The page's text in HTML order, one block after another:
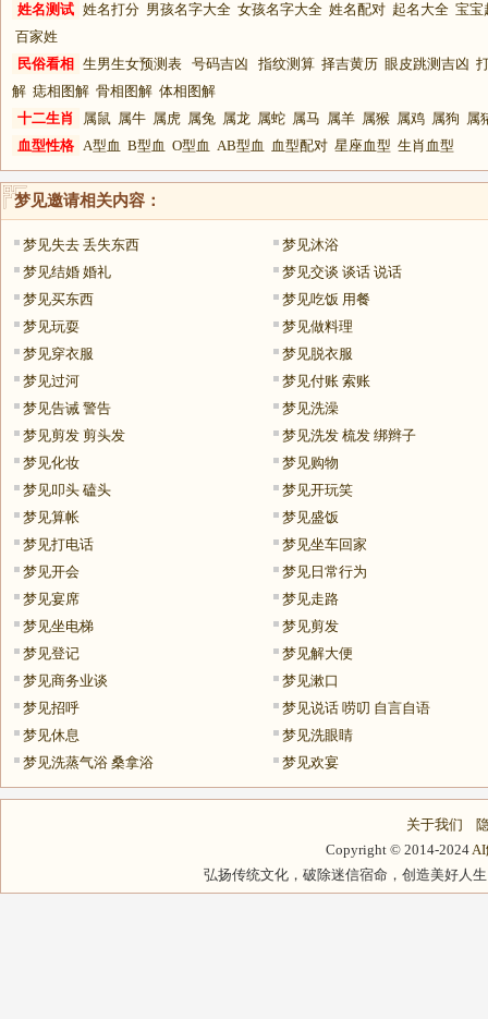
姓名测试 姓名打分 男孩名字大全 女孩名字大全 姓名配对 起名大全 宝宝
百家姓
民俗看相
生男生女预测表 号码吉凶 指纹测算 择吉黄历 眼皮跳测吉凶
解 痣相图解 骨相图解 体相图解
十二生肖
属鼠 属牛 属虎 属兔 属龙 属蛇 属马 属羊 属猴 属鸡 属狗 属
血型性格 A型血 B型血 O型血 AB型血 血型配对 星座血型 生肖血型
梦见邀请相关内容：
梦见失去 丢失东西
梦见沐浴
梦见结婚 婚礼
梦见交谈 谈话 说话
梦见买东西
梦见吃饭 用餐
梦见玩耍
梦见做料理
梦见穿衣服
梦见脱衣服
梦见过河
梦见付账 索账
梦见告诫 警告
梦见洗澡
梦见剪发 剪头发
梦见洗发 梳发 绑辫子
梦见化妆
梦见购物
梦见叩头 磕头
梦见开玩笑
梦见算帐
梦见盛饭
梦见打电话
梦见坐车回家
梦见开会
梦见日常行为
梦见宴席
梦见走路
梦见坐电梯
梦见剪发
梦见登记
梦见解大便
梦见商务业谈
梦见漱口
梦见招呼
梦见说话 唠叨 自言自语
梦见休息
梦见洗眼睛
梦见洗蒸气浴 桑拿浴
梦见欢宴
关于我们
Copyright © 2014-2024AI
弘扬传统文化，破除迷信宿命，创造美好人